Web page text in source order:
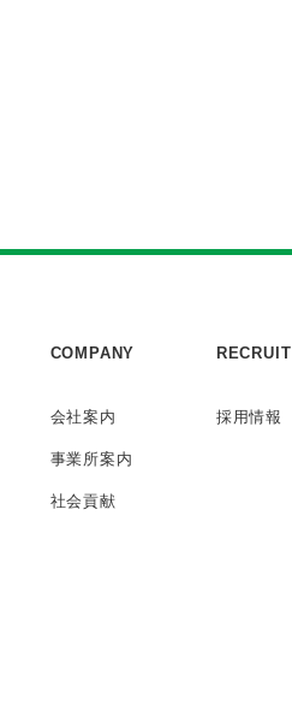
COMPANY
会社案内
事業所案内
社会貢献
RECRUIT
採用情報